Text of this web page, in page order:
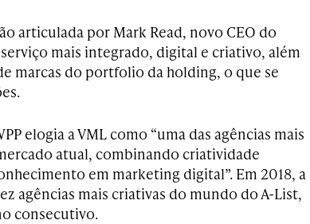
articulada por Mark Read, novo CEO do
mais integrado, digital e criativo, além
marcas do portfolio da holding, o que se
elogia a VML como “uma das agências mais
atual, combinando criatividade
em marketing digital”. Em 2018, a
agências mais criativas do mundo do A-List,
consecutivo.